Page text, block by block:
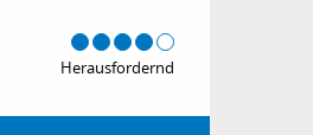
Herausfordernd